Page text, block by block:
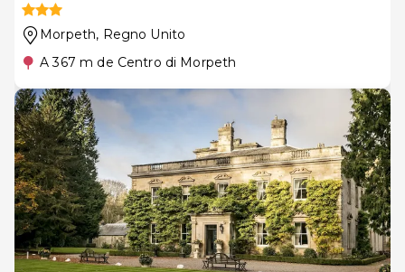
Morpeth, Regno Unito
A 367 m de Centro di Morpeth